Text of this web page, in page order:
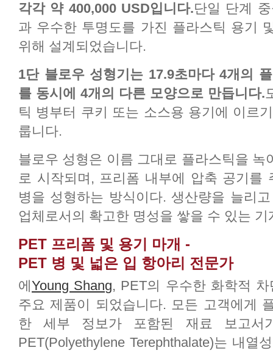
각각 약 400,000 USD입니다.단일 단계
과 우수한 투명도를 가진 플라스틱 용기
위해 설계되었습니다.
1단 블로우 성형기는 17.9초마다 4개의
를 동시에 4개의 다른 모양으로 만듭니다.
틱 병부터 쿠키 또는 소스용 용기에 이르
룹니다.
블로우 성형은 이름 그대로 플라스틱을 녹
로 시작되며, 프리폼 내부에 압축 공기를
병을 성형하는 방식이다. 생산량을 늘리
업체로서의 확고한 명성을 쌓을 수 있는 기
PET 프리폼 및 용기 마개 -
PET 병 및 넓은 입 항아리 전문가
에Young Shang, PET의 우수한 화학적
주요 제품이 되었습니다. 모든 고객에게
한 세부 정보가 포함된 재료 보고서
PET(Polyethylene Terephthalate)는 내열